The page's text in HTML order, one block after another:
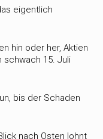
eigentlich
hin oder her, Aktien
schwach 15. Juli
bis der Schaden
nach Osten lohnt